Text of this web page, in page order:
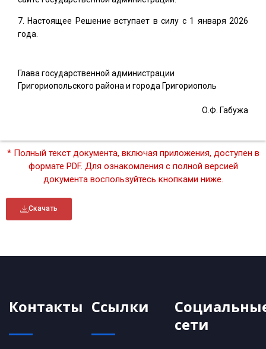
Настоящее Решение вступает в силу с 1 января 2026
года.
Глава государственной администрации
Григориопольского района и города Григориополь
О.Ф. Габужа
* Полный текст документа, включая приложения, доступен в
формате PDF. Для ознакомления с полной версией
документа воспользуйтесь кнопками ниже.
Скачать
Контакты Ссылки
сети